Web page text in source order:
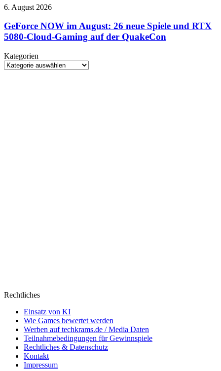
A24-
auf
Täterjagd
GeForce
im
August:
26
Spiele
und
6. August 2026
GeForce NOW im August: 26 neue Spiele und RTX
5080-Cloud-Gaming auf der QuakeCon
Kategorien
Kategorien
Rechtliches
Einsatz von KI
Wie Games bewertet werden
Werben auf techkrams.de / Media Daten
Teilnahmebedingungen für Gewinnspiele
Rechtliches & Datenschutz
Kontakt
Impressum